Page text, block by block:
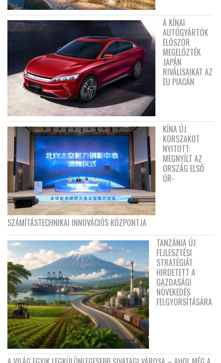
A KÍNAI
AUTÓGYÁRTÓK
ELŐSZÖR
MEGELŐZTÉK
JAPÁN
RIVÁLISAIKAT AZ
EU PIACÁN
KÍNA ÚJ
KORSZAKOT
NYITOTT:
MEGNYÍLT AZ
ORSZÁG ELSŐ
ŰR-
SZÁMÍTÁSTECHNIKAI INNOVÁCIÓS KÖZPONTJA
TANZÁNIA ÚJ
FEJLESZTÉSI
STRATÉGIÁT
HIRDETETT A
GAZDASÁGI
NÖVEKEDÉS
FELGYORSÍTÁSÁRA